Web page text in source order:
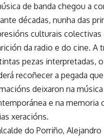
de banda chegou a
décadas, nunha das
culturais colectivas
da radio e do cine. A
pezas interpretadas,
recoñecer a pegada
deixaron na música
e na memoria
xeracións.
do Porriño, Alejandro